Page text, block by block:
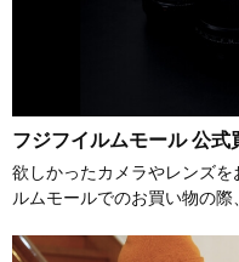
フジフイルムモール 公式
欲しかったカメラやレンズ
ルムモールでのお買い物の際